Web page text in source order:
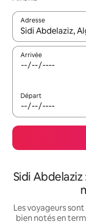
Adresse
Lorsque les
Arrivée
Départ
Sidi
Les voyageurs
bien notés en